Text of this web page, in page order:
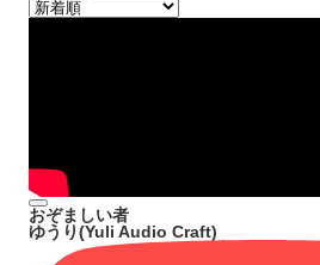
おぞましい者
ゆうり(Yuli Audio Craft)